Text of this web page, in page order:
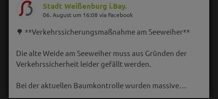
Stadt Weißenburg i.Bay.
06. August um 16:08 via Facebook
🌳 **Verkehrssicherungsmaßnahme am Seeweiher**
Die alte Weide am Seeweiher muss aus Gründen der
Verkehrssicherheit leider gefällt werden.
Bei der aktuellen Baumkontrolle wurden massive…